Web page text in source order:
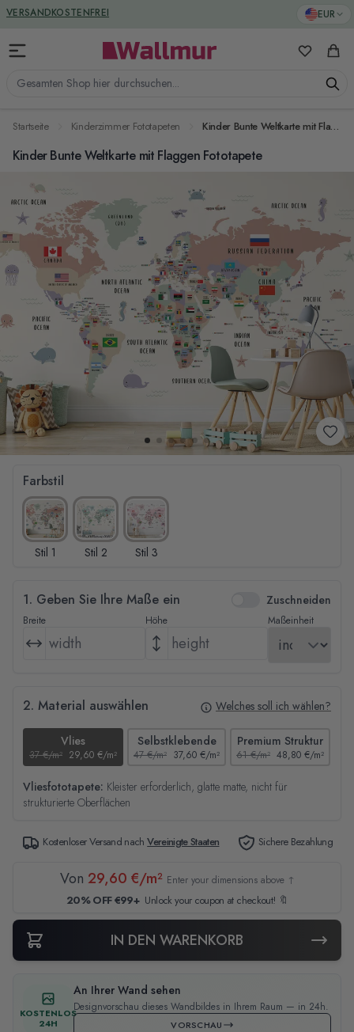
Zum Inhalt springen EUR
Gesamten Shop hier durchsuchen...
Meine
VERSANDKOSTENFREI
GREENGUARD ZERTIFIZIERT
Startseite Kinderzimmer Fototapeten Kinder Bunte Weltkarte mit Flaggen Fototapete
Kinder Bunte Weltkarte mit Flaggen Fototapete
Farbstil
Stil 1 Stil 2 Stil 3
1. Geben Sie Ihre Maße ein Zuschneiden
Breite Höhe Maßeinheit
2. Material auswählen Welches soll ich wählen?
Vlies
37 €/m² 29,60 €/m²
Selbstklebende
47 €/m² 37,60 €/m²
Premium Struktur
61 €/m² 48,80 €/m²
Vliesfototapete: Kleister erforderlich, glatte matte, nicht für
strukturierte Oberflächen
Kostenloser Versand nachVereinigte Staaten Sichere Bezahlung
Von 29,60 €/m² Enter your dimensions above ↑
20% OFF €99+ Unlock your coupon at checkout! 🔖
IN DEN WARENKORB
KOSTENLOS
24H
An Ihrer Wand sehen
Designvorschau dieses Wandbildes in Ihrem Raum — in 24h.
VORSCHAU